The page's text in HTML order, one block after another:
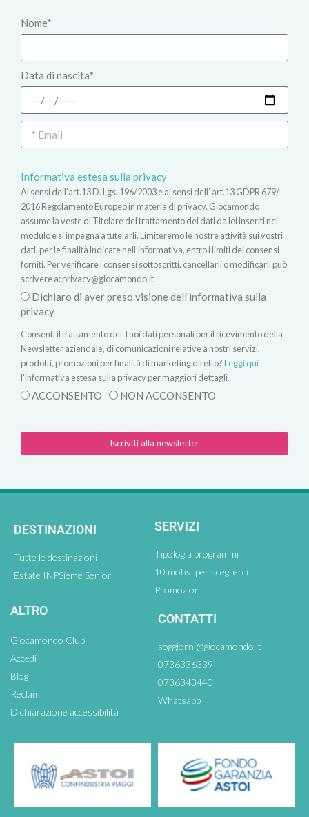
Nome*
Data di nascita*
Informativa estesa sulla privacy
Ai sensi dell’art.13 D. Lgs. 196/2003 e ai sensi dell’ art.13 GDPR 679/
2016 Regolamento Europeo in materia di privacy, Giocamondo
assume la veste di Titolare del trattamento dei dati da lei inseriti nel
modulo e si impegna a tutelarli. Limiteremo le nostre attività sui vostri
dati, per le finalità indicate nell’informativa, entro i limiti dei consensi
forniti. Per verificare i consensi sottoscritti, cancellarli o modificarli può
scrivere a:privacy@giocamondo.it
Dichiaro di aver preso visione dell'informativa sulla
privacy
Consenti il trattamento dei Tuoi dati personali per il ricevimento della
Newsletter aziendale, di comunicazioni relative a nostri servizi,
prodotti, promozioni per finalità di marketing diretto?Leggi qui
l'informativa estesa sulla privacy per maggiori dettagli.
ACCONSENTO NON ACCONSENTO
Iscriviti alla newsletter
DESTINAZIONI
Tutte le destinazioni
Estate INPSieme Senior
SERVIZI
Tipologia programmi
10 motivi per sceglierci
Promozioni
ALTRO
Giocamondo Club
Accedi
Blog
Reclami
Dichiarazione accessibilità
CONTATTI
soggiorni@giocamondo.it
0736336339
0736343440
Whatsapp